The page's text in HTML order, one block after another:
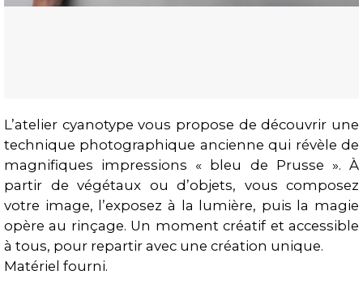
Présentation
L’atelier cyanotype vous propose de découvrir une
technique photographique ancienne qui révèle de
magnifiques impressions « bleu de Prusse ». À
partir de végétaux ou d’objets, vous composez
votre image, l’exposez à la lumière, puis la magie
opère au rinçage. Un moment créatif et accessible
à tous, pour repartir avec une création unique.
Matériel fourni.